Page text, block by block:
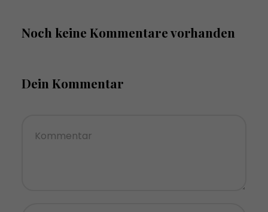
Noch keine Kommentare vorhanden
Dein Kommentar